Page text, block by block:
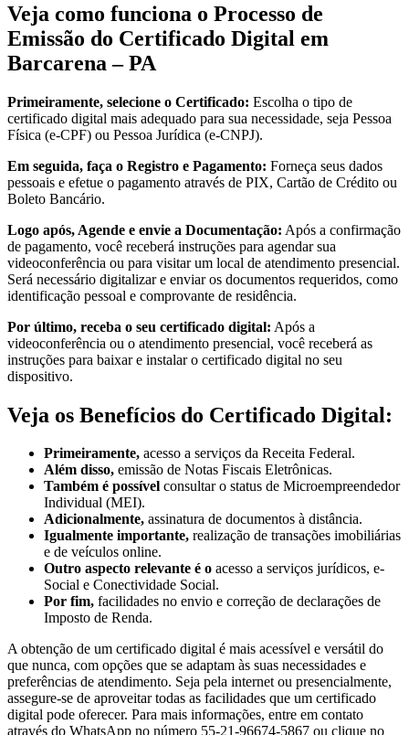
Veja como funciona o Processo de
Emissão do Certificado Digital em
Barcarena – PA
Primeiramente, selecione o Certificado: Escolha o tipo de
certificado digital mais adequado para sua necessidade, seja Pessoa
Física (e-CPF) ou Pessoa Jurídica (e-CNPJ).
Em seguida, faça o Registro e Pagamento: Forneça seus dados
pessoais e efetue o pagamento através de PIX, Cartão de Crédito ou
Boleto Bancário.
Logo após, Agende e envie a Documentação: Após a confirmação
de pagamento, você receberá instruções para agendar sua
videoconferência ou para visitar um local de atendimento presencial.
Será necessário digitalizar e enviar os documentos requeridos, como
identificação pessoal e comprovante de residência.
Por último, receba o seu certificado digital: Após a
videoconferência ou o atendimento presencial, você receberá as
instruções para baixar e instalar o certificado digital no seu
dispositivo.
Veja os Benefícios do Certificado Digital:
Primeiramente, acesso a serviços da Receita Federal.
Além disso, emissão de Notas Fiscais Eletrônicas.
Também é possível consultar o status de Microempreendedor
Individual (MEI).
Adicionalmente, assinatura de documentos à distância.
Igualmente importante, realização de transações imobiliárias
e de veículos online.
Outro aspecto relevante é o acesso a serviços jurídicos, e-
Social e Conectividade Social.
Por fim, facilidades no envio e correção de declarações de
Imposto de Renda.
A obtenção de um certificado digital é mais acessível e versátil do
que nunca, com opções que se adaptam às suas necessidades e
preferências de atendimento. Seja pela internet ou presencialmente,
assegure-se de aproveitar todas as facilidades que um certificado
digital pode oferecer. Para mais informações, entre em contato
através do WhatsApp no número 55-21-96674-5867 ou clique no